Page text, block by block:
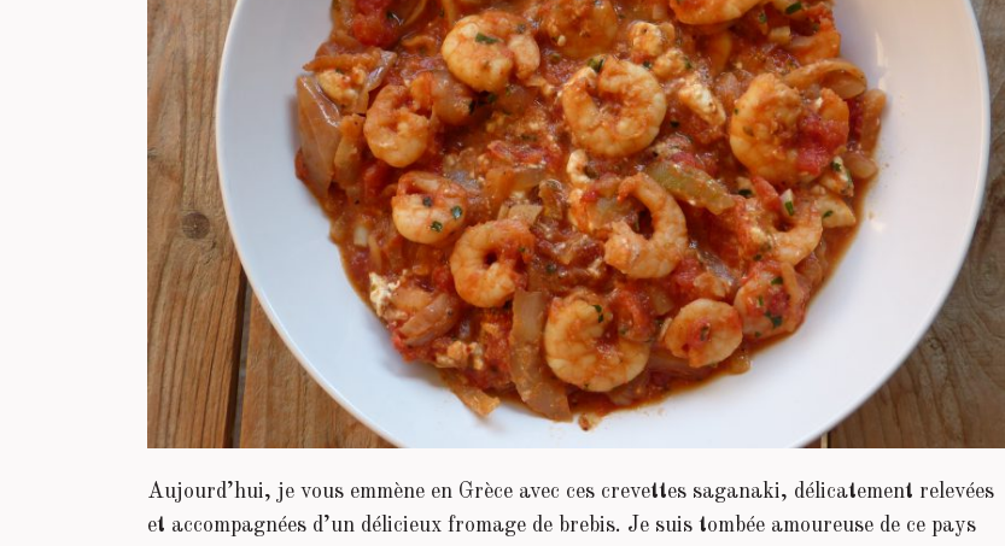
Aujourd’hui, je vous emmène en Grèce avec ces crevettes saganaki, délicatement relevées
et accompagnées d’un délicieux fromage de brebis. Je suis tombée amoureuse de ce pays